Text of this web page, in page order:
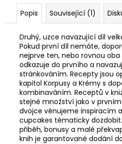
Popis Související (1)
Druhý, uzce navazující díl
Pokud první díl nemáte,
nejprve ten, nebo rovnou oba
odkazuje do prvního a
stránkováním. Recepty jsou
kapitol Korpusy a Krémy s
kombinaváním. Receptů v
stejné množství jako v
dvojce věnujeme inspiracím
cupcakes tématicky
přiběh, bonusy a malé
knih je garantované dodání